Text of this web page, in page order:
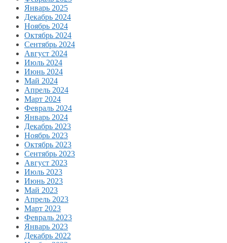
Январь 2025
Декабрь 2024
Ноябрь 2024
Октябрь 2024
Сентябрь 2024
Август 2024
Июль 2024
Июнь 2024
Май 2024
Апрель 2024
Март 2024
Февраль 2024
Январь 2024
Декабрь 2023
Ноябрь 2023
Октябрь 2023
Сентябрь 2023
Август 2023
Июль 2023
Июнь 2023
Май 2023
Апрель 2023
Март 2023
Февраль 2023
Январь 2023
Декабрь 2022